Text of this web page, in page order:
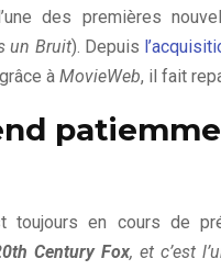
des premières
un Bruit). Depuis
à MovieWeb, il fait
toujours en cours de
Century Fox, et c’est